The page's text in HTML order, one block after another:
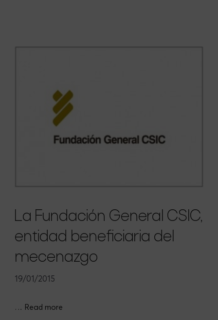
La Fundación General CSIC,
entidad beneficiaria del
mecenazgo
19/01/2015
… Read more